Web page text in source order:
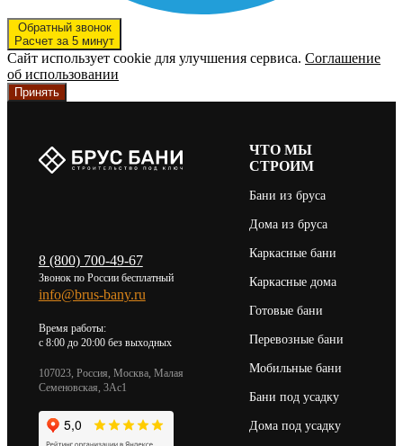
Обратный звонок
Расчет за 5 минут
Сайт использует cookie для улучшения сервиса. Соглашение
об использовании
Принять
8 (800) 700-49-67
Звонок по России бесплатный
info@brus-bany.ru
Время работы:
c 8:00 до 20:00 без выходных
107023, Россия, Москва, Малая
Семеновская, 3Ас1
ЧТО МЫ
СТРОИМ
Бани из бруса
Дома из бруса
Каркасные бани
Каркасные дома
Готовые бани
Перевозные бани
Мобильные бани
Бани под усадку
Дома под усадку